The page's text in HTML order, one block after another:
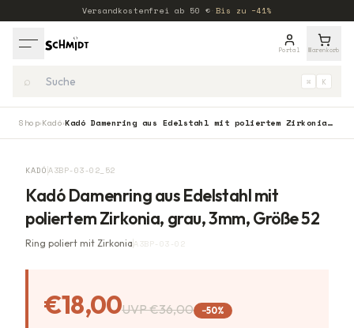
Versandkostenfrei ab 50 € Bis zu −41%
Portal Warenkorb
⌕ ⌘ K
Shop›Kadó› Kadó Damenring aus Edelstahl mit poliertem Zirkonia, grau, 3mm, Größe 52
KADÓ A3BP-03-02_52
Kadó Damenring aus Edelstahl mit
poliertem Zirkonia, grau, 3mm, Größe 52
Ring poliert mit Zirkonia A3BP-03-02
€18,00UVP€36,00 −50%